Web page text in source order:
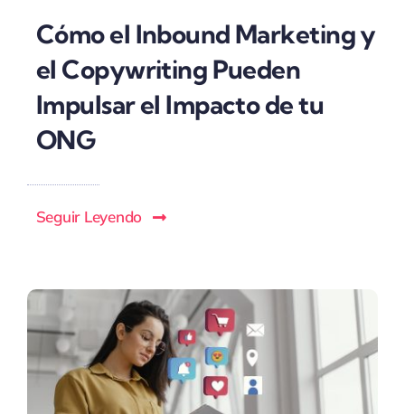
Cómo el Inbound Marketing y
el Copywriting Pueden
Impulsar el Impacto de tu
ONG
Seguir Leyendo